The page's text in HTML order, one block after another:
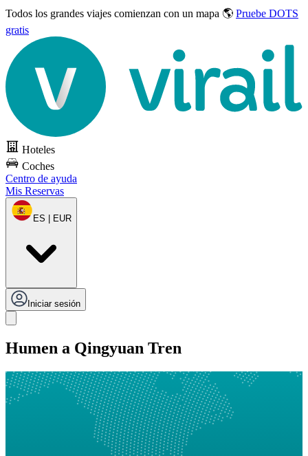
Todos los grandes viajes comienzan con un mapa 🌎 Pruebe DOTS
gratis
Hoteles
Coches
Centro de ayuda
Mis Reservas
ES | EUR
Iniciar sesión
Humen a Qingyuan Tren